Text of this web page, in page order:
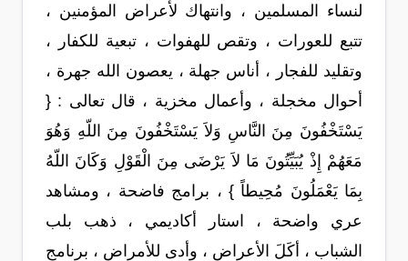
لنساء المسلمين ، وانتهاك لأعراض المؤمنين ،
تتبع للعورات ، وتقص للهفوات ، تبعية للكفار ،
وتقليد للفجار ، أناس جهلة ، يعصون الله جهرة ،
أحوال مخجلة ، وأعمال مخزية ، قال تعالى : {
يَسْتَخْفُونَ مِنَ النَّاسِ وَلاَ يَسْتَخْفُونَ مِنَ اللّهِ وَهُوَ
مَعَهُمْ إِذْ يُبَيِّتُونَ مَا لاَ يَرْضَى مِنَ الْقَوْلِ وَكَانَ اللّهُ
بِمَا يَعْمَلُونَ مُحِيطاً } ، برامج فاضحة ، ومشاهد
عري واضحة ، استار أكاديمي ، ذهب بلب
الشباب ، أكَلَ الأعراض ، وأدى للأمراض ، برنامج